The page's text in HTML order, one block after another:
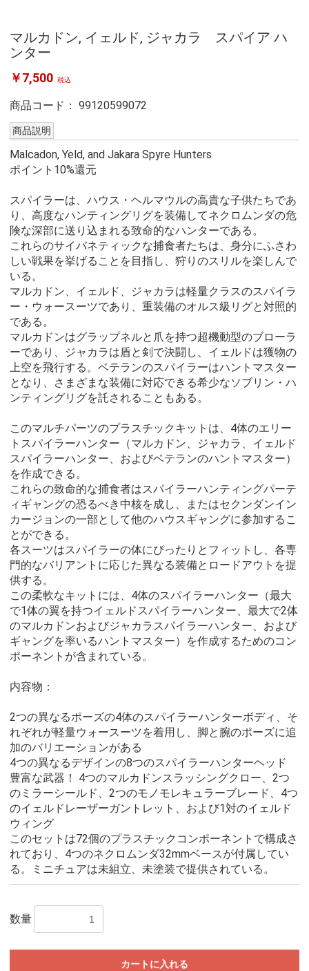
マルカドン, イェルド, ジャカラ スパイア ハ
ンター
￥7,500 税込
商品コード： 99120599072
商品説明
Malcadon, Yeld, and Jakara Spyre Hunters
ポイント10%還元
スパイラーは、ハウス・ヘルマウルの高貴な子供たちであ
り、高度なハンティングリグを装備してネクロムンダの危
険な深部に送り込まれる致命的なハンターである。
これらのサイバネティックな捕食者たちは、身分にふさわ
しい戦果を挙げることを目指し、狩りのスリルを楽しんで
いる。
マルカドン、イェルド、ジャカラは軽量クラスのスパイラ
ー・ウォースーツであり、重装備のオルス級リグと対照的
である。
マルカドンはグラップネルと爪を持つ超機動型のブローラ
ーであり、ジャカラは盾と剣で決闘し、イェルドは獲物の
上空を飛行する。ベテランのスパイラーはハントマスター
となり、さまざまな装備に対応できる希少なソブリン・ハ
ンティングリグを託されることもある。
このマルチパーツのプラスチックキットは、4体のエリー
トスパイラーハンター（マルカドン、ジャカラ、イェルド
スパイラーハンター、およびベテランのハントマスター）
を作成できる。
これらの致命的な捕食者はスパイラーハンティングパーテ
ィギャングの恐るべき中核を成し、またはセクンダンイン
カージョンの一部として他のハウスギャングに参加するこ
とができる。
各スーツはスパイラーの体にぴったりとフィットし、各専
門的なバリアントに応じた異なる装備とロードアウトを提
供する。
この柔軟なキットには、4体のスパイラーハンター（最大
で1体の翼を持つイェルドスパイラーハンター、最大で2体
のマルカドンおよびジャカラスパイラーハンター、および
ギャングを率いるハントマスター）を作成するためのコン
ポーネントが含まれている。
内容物：
2つの異なるポーズの4体のスパイラーハンターボディ、そ
れぞれが軽量ウォースーツを着用し、脚と腕のポーズに追
加のバリエーションがある
4つの異なるデザインの8つのスパイラーハンターヘッド
豊富な武器！ 4つのマルカドンスラッシングクロー、2つ
のミラーシールド、2つのモノモレキュラーブレード、4つ
のイェルドレーザーガントレット、および1対のイェルド
ウィング
このセットは72個のプラスチックコンポーネントで構成さ
れており、4つのネクロムンダ32mmベースが付属してい
る。ミニチュアは未組立、未塗装で提供されている。
数量
カートに入れる